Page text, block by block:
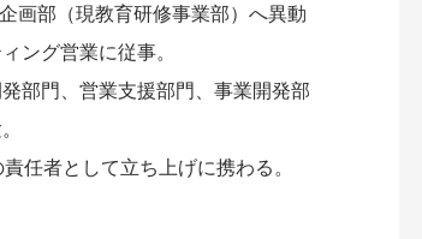
画部（現教育研修事業部）へ異動
ング営業に従事。
部門、営業支援部門、事業開発部
任者として立ち上げに携わる。